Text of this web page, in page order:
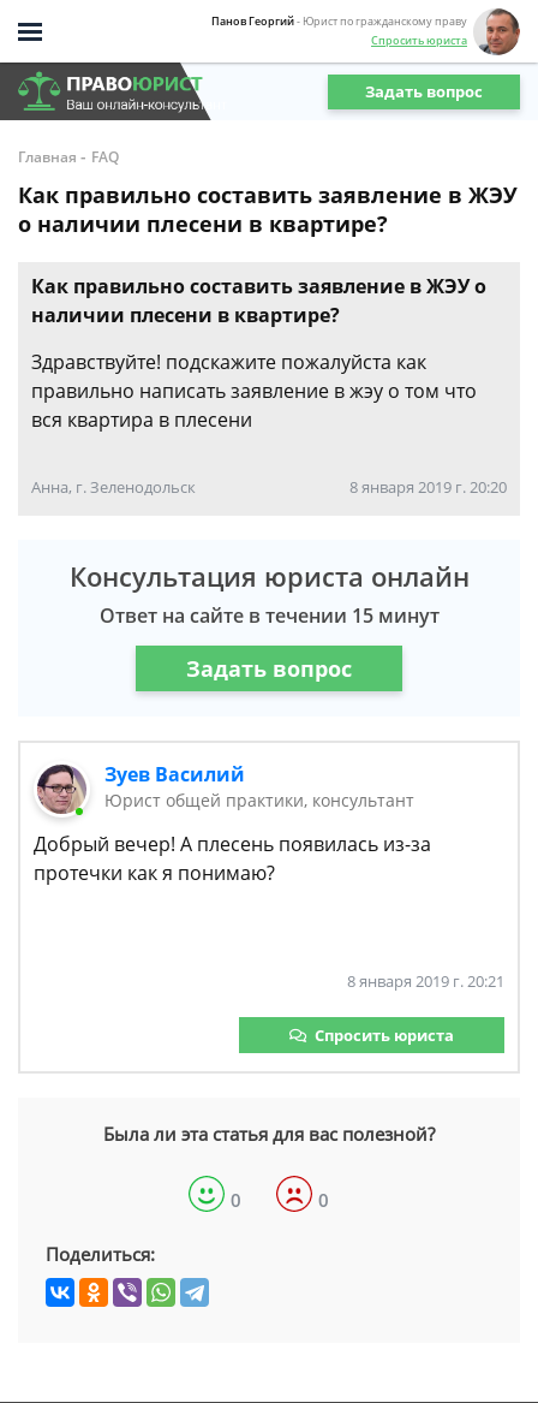
Панов Георгий- Юрист по гражданскому праву
Спросить юриста
Задать вопрос
Главная - FAQ
Как правильно составить заявление в ЖЭУ
о наличии плесени в квартире?
Как правильно составить заявление в ЖЭУ о
наличии плесени в квартире?
Здравствуйте! подскажите пожалуйста как
правильно написать заявление в жэу о том что
вся квартира в плесени
Анна, г. Зеленодольск 8 января 2019 г. 20:20
Консультация юриста онлайн
Ответ на сайте в течении 15 минут
Задать вопрос
Зуев Василий
Юрист общей практики, консультант
Добрый вечер! А плесень появилась из-за
протечки как я понимаю?
8 января 2019 г. 20:21
Спросить юриста
Была ли эта статья для вас полезной?
0 0
Поделиться: